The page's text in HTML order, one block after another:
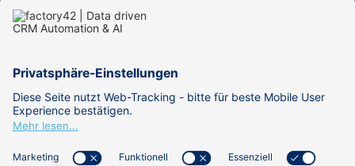
81669 München
Tel. 089 / 878 0 676 - 0
Fax 089 / 878 0 676 - 99